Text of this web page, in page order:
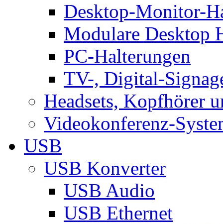
Desktop-Monitor-
Modulare Desktop
PC-Halterungen
TV-, Digital-
Headsets, Kopfhörer
Videokonferenz-
USB
USB Konverter
USB Audio
USB Ethernet